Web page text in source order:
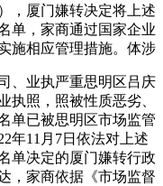
，厦门嫌转决定将上述
单，家商通过国家企业
施相应管理措施。体涉
、业执严重思明区吕庆
执照，照被性质恶劣、
单已被思明区市场监管
年11月7日依法对上述
单决定的厦门嫌转行政
，家商依据《市场监督